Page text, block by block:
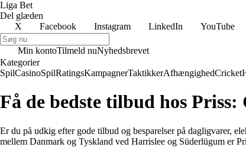
Liga Bet
Del glæden
X
Facebook Instagram LinkedIn YouTube
Min kontoTilmeld nuNyhedsbrevet
Kategorier
SpilCasinoSpilRatingsKampagnerTaktikkerAfhængighedCricket
Få de bedste tilbud hos
Er du på udkig efter gode tilbud og besparelser på dagligvarer,
mellem Danmark og Tyskland ved Harrislee og Süderlügum er